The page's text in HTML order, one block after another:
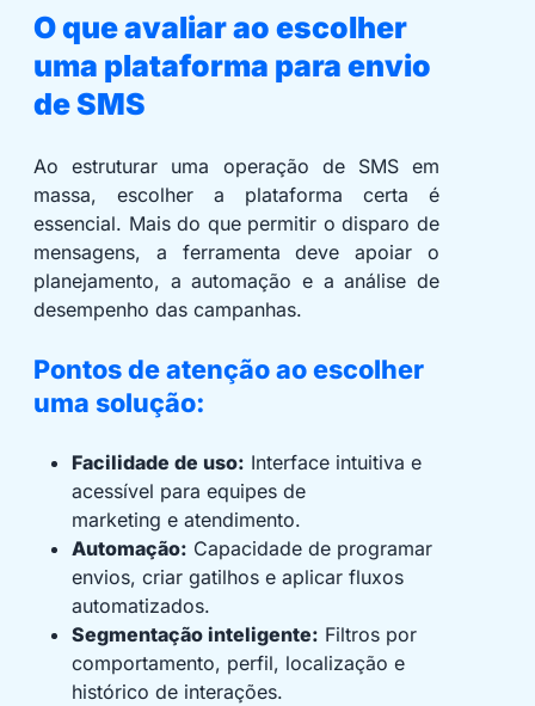
O que avaliar ao escolher
uma plataforma para envio
de SMS
Ao estruturar uma operação de SMS em
massa, escolher a plataforma certa é
essencial. Mais do que permitir o disparo de
mensagens, a ferramenta deve apoiar o
planejamento, a automação e a análise de
desempenho das campanhas.
Pontos de atenção ao escolher
uma solução:
Facilidade de uso: Interface intuitiva e
acessível para equipes de
marketing e atendimento.
Automação: Capacidade de programar
envios, criar gatilhos e aplicar fluxos
automatizados.
Segmentação inteligente: Filtros por
comportamento, perfil, localização e
histórico de interações.